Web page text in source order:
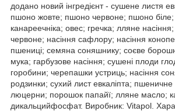
додано новий інгредієнт - сушене листя
пшоно жовте; пшоно червоне; пшоно біле;
канареечніка; овес; гречка; лляне
червоне; насіння сафлору; насіння
пшениці; семяна соняшнику; соєве
мука; гарбузове насіння; сушені плоди
горобини; черепашки устриць; насіння
родзинки; сухий лист евкаліпта;
люцерни; порошок папайї; лляне масло;
дикальцийфосфат. Виробник: Vitapol.